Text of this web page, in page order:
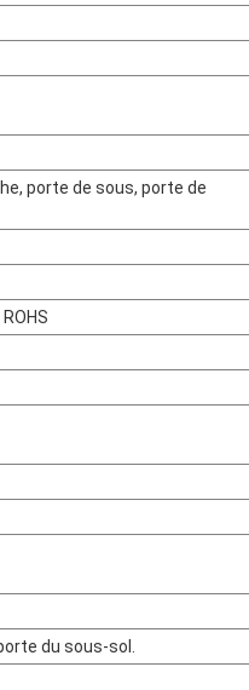
porte de sous, porte de
du sous-sol.